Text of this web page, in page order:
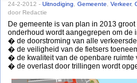
24-2-2012 - Uitnodiging Gemeente Verkeer,
door Redactie
De gemeente is van plan in 2013
onderhoud wordt aangegrepen om de
� de doorstroming van alle
� de veiligheid van de fietsers
� de kwaliteit van de openbare ruimte
� de overlast door trillingen wordt